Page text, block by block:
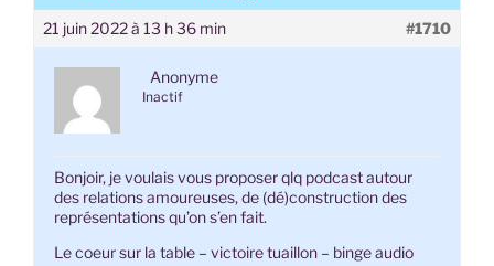
21 juin 2022 à 13 h 36 min #1710
Anonyme
Inactif
Bonjoir, je voulais vous proposer qlq podcast autour
des relations amoureuses, de (dé)construction des
représentations qu’on s’en fait.
Le coeur sur la table – victoire tuaillon – binge audio